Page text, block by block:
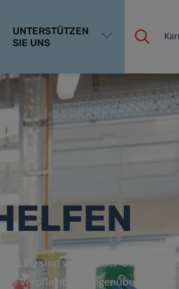
UNTERSTÜTZEN
SIE UNS
(LIH) sind wir von der Überzeugung
Verpflichtung gegenüber der